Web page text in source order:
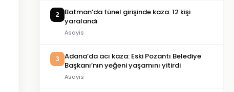
2
Batman’da tünel girişinde kaza: 12 kişi
yaralandı
Asayis
3
Adana’da acı kaza: Eski Pozantı Belediye
Başkanı’nın yeğeni yaşamını yitirdi
Asayis